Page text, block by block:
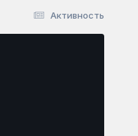
Активность